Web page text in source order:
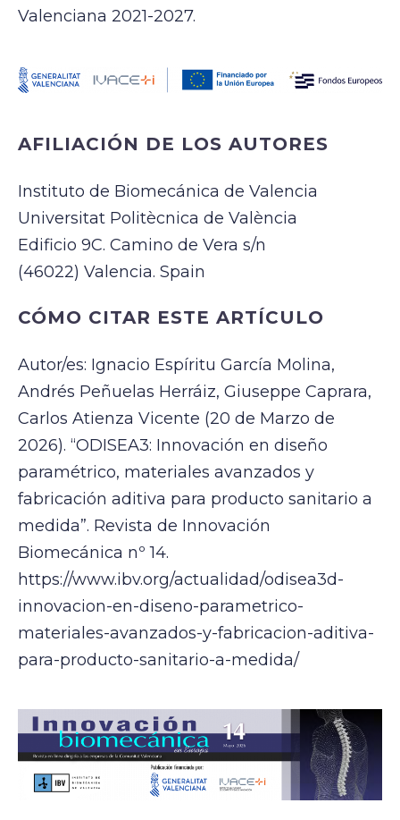
Valenciana 2021-2027.
AFILIACIÓN DE LOS AUTORES
Instituto de Biomecánica de Valencia
Universitat Politècnica de València
Edificio 9C. Camino de Vera s/n
(46022) Valencia. Spain
CÓMO CITAR ESTE ARTÍCULO
Autor/es: Ignacio Espíritu García Molina,
Andrés Peñuelas Herráiz, Giuseppe Caprara,
Carlos Atienza Vicente (20 de Marzo de
2026). “ODISEA3: Innovación en diseño
paramétrico, materiales avanzados y
fabricación aditiva para producto sanitario a
medida”. Revista de Innovación
Biomecánica nº 14.
https://www.ibv.org/actualidad/odisea3d-
innovacion-en-diseno-parametrico-
materiales-avanzados-y-fabricacion-aditiva-
para-producto-sanitario-a-medida/